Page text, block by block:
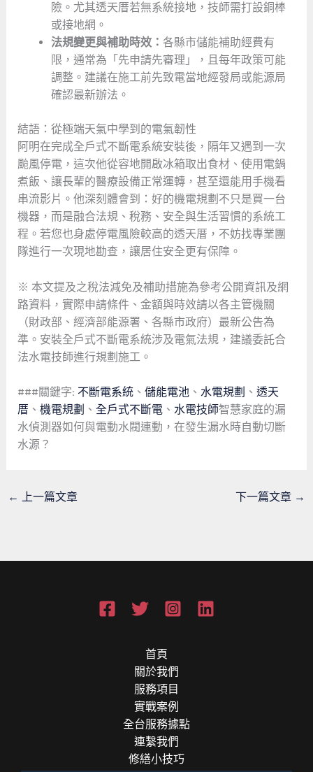
險。尤其透天厝若無系統接地，技師需打設銅棒
或接地網。
法規變更與補助時效： 各縣市儲能補助經費有
限，通常為「先申請先審理」，且每年政策可能
調整。建議在施工前先致電當地經發局或能源局
確認最新辦法。
結語：從極端天氣中學到的電氣韌性
阿明在完成全戶式不斷電系統安裝後，隔年又遇到一次
颱風停電，這次他從容地開啟冰箱取出食材、使用電鍋
煮飯、讓長輩的醫療設備正常運轉，甚至還能用手機看
串流影片。他深刻體會到：好的機電規劃不只是買一台
機器，而是融合法規、稅務、安全與生活習慣的系統工
程。若您也身處停電風險較高的透天厝，不妨找專業團
隊進行一次現地勘查，讓居住安全更有保障。
※ 本文提及之稅法減免及補助措施為參考公開資訊及網
路資料，實際申請條件、金額與時效請以各主管機關
（財政部、經濟部能源署、各縣市政府）最新公告為
準。安裝全戶式不斷電系統涉及電氣法規，建議委託合
法水電技師進行規劃施工。
###關鍵字: 不斷電系統、 儲能電池、 水電規劃 、 透天
厝 、 機電規劃 、 全戶式不斷電、 水電技師智慧家庭的漏
水偵測器如何與電動水閥連動，在發生漏水時自動切斷
水源？
← 上一篇文章 下一篇文章 →
首頁
關於我們
服務項目
實戰案例
全台服務據點
連繫我們
修繕小技巧